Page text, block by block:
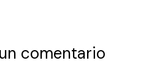
comentario